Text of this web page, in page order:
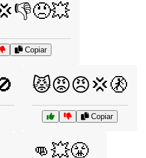
Copiar
😾😡😠💢🚷
Copiar
👊💥😤